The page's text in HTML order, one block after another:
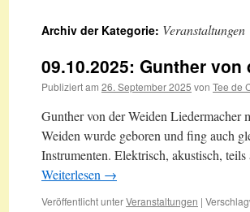
Archiv der Kategorie: Veranstaltungen
09.10.2025: Gunther von
Publiziert am 26. September 2025 von Tee de
Gunther von der Weiden Liedermacher
Weiden wurde geboren und fing auch
Instrumenten. Elektrisch, akustisch,
Weiterlesen →
Veröffentlicht unterVeranstaltungen |